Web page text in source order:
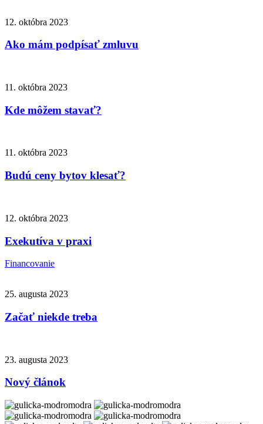
12. októbra 2023
Ako mám podpísať zmluvu
11. októbra 2023
Kde môžem stavať?
11. októbra 2023
Budú ceny bytov klesať?
12. októbra 2023
Exekutíva v praxi
Financovanie
25. augusta 2023
Začať niekde treba
23. augusta 2023
Nový článok